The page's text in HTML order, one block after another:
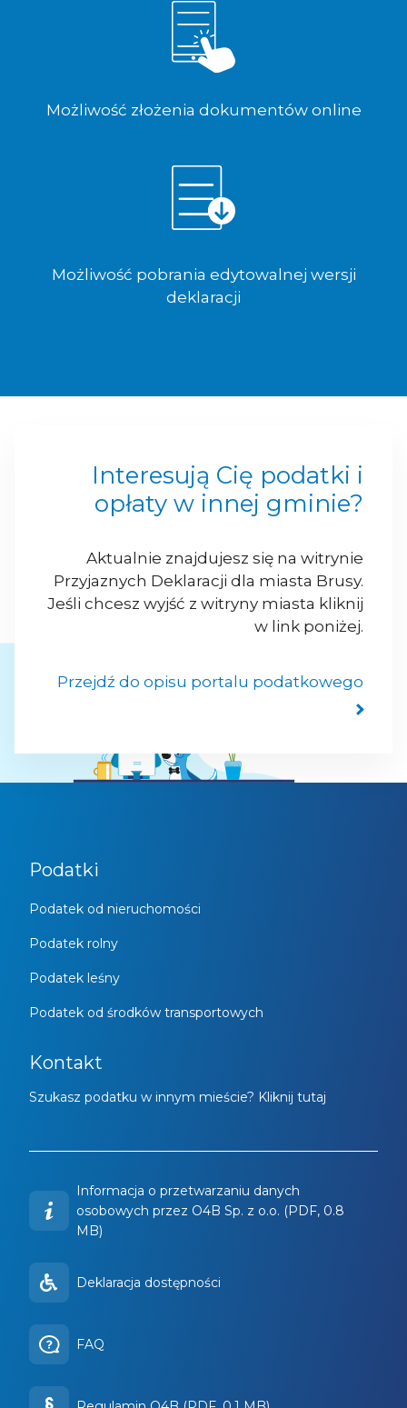
Możliwość złożenia dokumentów online
Możliwość pobrania edytowalnej wersji
deklaracji
Interesują Cię podatki i
opłaty w innej gminie?
Aktualnie znajdujesz się na witrynie
Przyjaznych Deklaracji dla miasta Brusy.
Jeśli chcesz wyjść z witryny miasta kliknij
w link poniżej.
Przejdź do opisu portalu podatkowego
Podatki
Podatek od nieruchomości
Podatek rolny
Podatek leśny
Podatek od środków transportowych
Kontakt
Szukasz podatku w innym mieście? Kliknij tutaj
Informacja o przetwarzaniu danych
osobowych przez O4B Sp. z o.o. (PDF, 0.8
MB)
Deklaracja dostępności
FAQ